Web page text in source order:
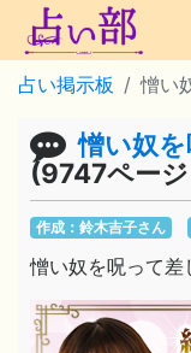
占い掲示板 憎い
憎い奴
(9747ペー
作成：鈴木吉子さん
憎い奴を呪って差